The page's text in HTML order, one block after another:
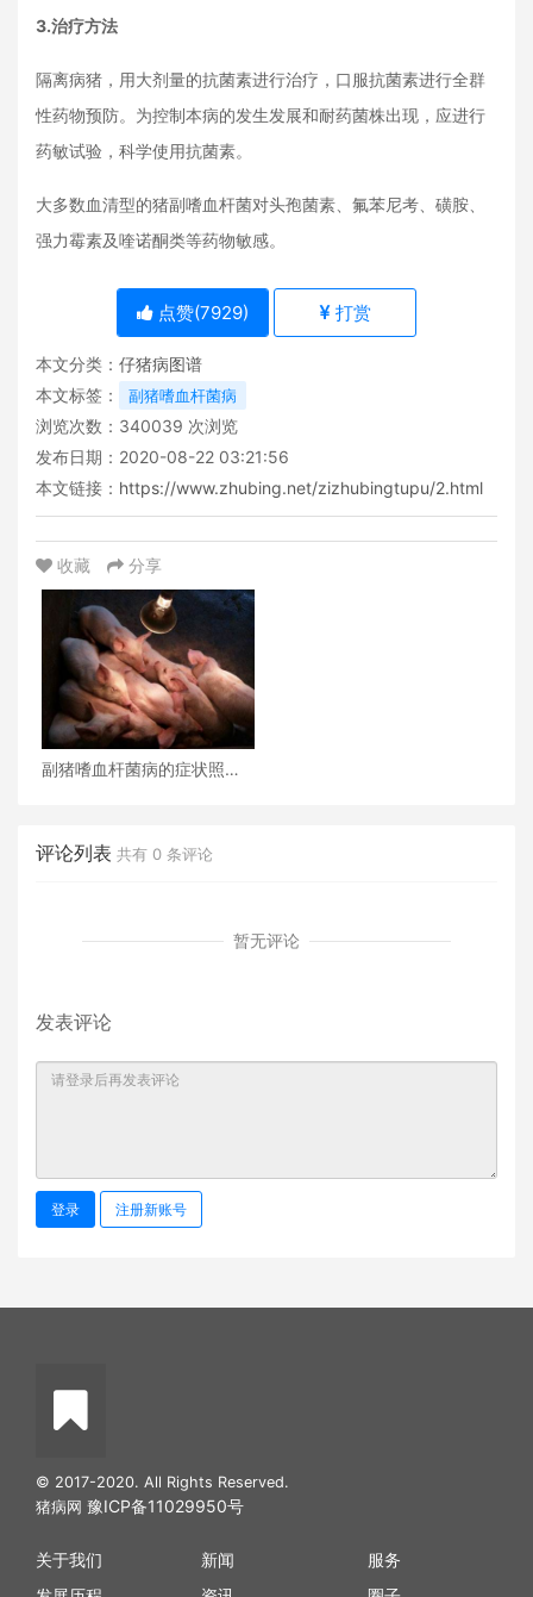
3.治疗方法
隔离病猪，用大剂量的抗菌素进行治疗，口服抗菌素进行全群
性药物预防。为控制本病的发生发展和耐药菌株出现，应进行
药敏试验，科学使用抗菌素。
大多数血清型的猪副嗜血杆菌对头孢菌素、 氟苯尼考 、磺胺、
强力霉素及喹诺酮类等药物敏感。
点赞(7929) 打赏
本文分类： 仔猪病图谱
本文标签：
副猪嗜血杆菌病
浏览次数： 340039 次浏览
发布日期：2020-08-22 03:21:56
本文链接： https://www.zhubing.net/zizhubingtupu/2.html
收藏 分享
副猪嗜血杆菌病的症状照片
评论列表 共有 0 条评论
暂无评论
发表评论
登录 注册新账号
© 2017-2020. All Rights Reserved.
猪病网 豫ICP备11029950号
关于我们
新闻
服务